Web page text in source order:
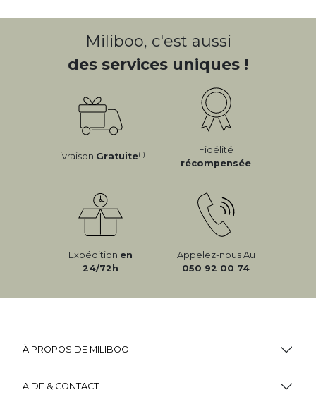
Miliboo, c'est aussi
des services uniques !
Livraison Gratuite(1)
Fidélité
récompensée
Expédition en
24/72h
Appelez-nous Au
050 92 00 74
À PROPOS DE MILIBOO
AIDE & CONTACT